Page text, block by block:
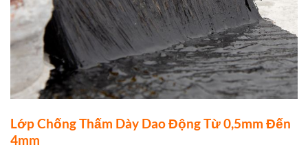
Lớp Chống Thấm Dày Dao Động Từ 0,5mm Đến
4mm